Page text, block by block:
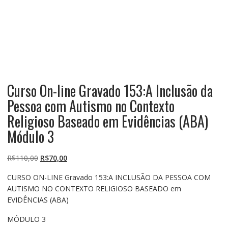
Curso On-line Gravado 153:A Inclusão da
Pessoa com Autismo no Contexto
Religioso Baseado em Evidências (ABA)
Módulo 3
R$110,00 O
original
era:
R$110,00.
R$70,00O
atual
é:
R$70,00.
CURSO ON-LINE Gravado 153:A INCLUSÃO DA PESSOA COM
AUTISMO NO CONTEXTO RELIGIOSO BASEADO em
EVIDÊNCIAS (ABA)
MÓDULO 3